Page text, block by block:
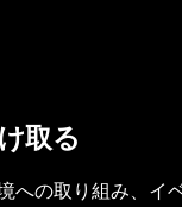
取る
への取り組み、イ